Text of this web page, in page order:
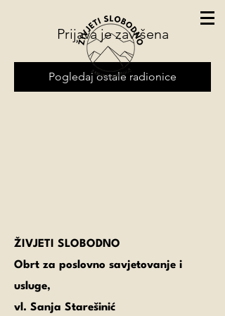
Prijava je završena
Pogledaj ostale radionice
ŽIVJETI SLOBODNO
Obrt za poslovno savjetovanje i
usluge,
vl. Sanja Starešinić